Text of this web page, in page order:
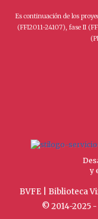
Es continuación de los
(FFI2011-24107), fase II
y
BVFE | Biblioteca
© 2014-2025